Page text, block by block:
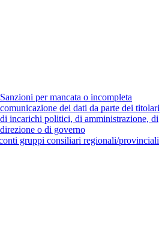
Sanzioni per mancata o incompleta
comunicazione dei dati da parte dei titolari
di incarichi politici, di amministrazione, di
direzione o di governo
gruppi consiliari regionali/provinciali